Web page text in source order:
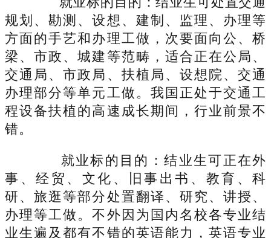
规划、勘测、设想、建制、监理、办理等
方面的手艺和办理工做，次要面向公、桥
梁、市政、城建等范畴，适合正在公局、
交通局、市政局、扶植局、设想院、交通
办理部分等单元工做。我国正处于交通工
程设备扶植的高速成长期间，行业前景不
错。
就业标的目的：结业生可正在外
事、经贸、文化、旧事出书、教育、科
研、旅逛等部分处置翻译、研究、讲授、
办理等工做。不外因为国内名校各专业结
业生遍及都有不错的英语能力，英语专业